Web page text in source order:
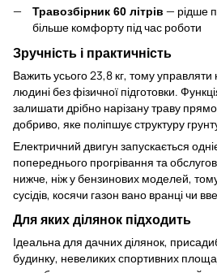
Травозбірник 60 літрів — рідше
більше комфорту під час роботи
Зручність і практичність
Важить усього 23,8 кг, тому управляти
людині без фізичної підготовки.
залишати дрібно нарізану траву
добриво, яке поліпшує структуру
Електричний двигун запускається
попереднього прогрівання та
нижче, ніж у бензинових моделей,
сусідів, косячи газон вано вранці чи
Для яких ділянок підходить
Ідеальна для дачних ділянок,
будинку, невеликих спортивних